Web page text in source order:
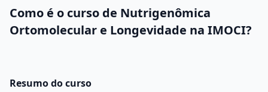
Como é o curso de Nutrigenômica
Ortomolecular e Longevidade na IMOCI?
Resumo do curso